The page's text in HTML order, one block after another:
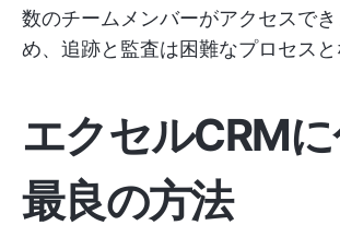
数のチームメンバーがアクセスで
め、追跡と監査は困難なプロセスと
エクセルCRM
最良の方法